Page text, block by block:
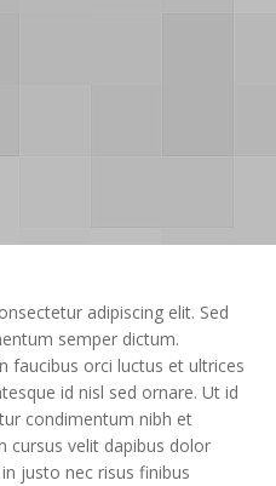
Screens
Players
Streamers
Audio
Cables
adipiscing elit. Sed
semper dictum.
faucibus orci luctus et ultrices
id nisl sed ornare. Ut id
condimentum nibh et
cursus velit dapibus dolor
justo nec risus finibus